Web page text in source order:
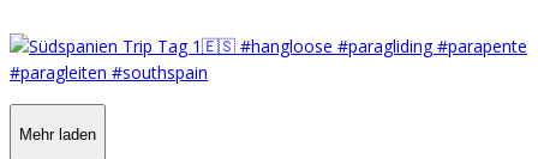
Mehr laden